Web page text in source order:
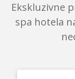
Ekskluzivne
spa hotela